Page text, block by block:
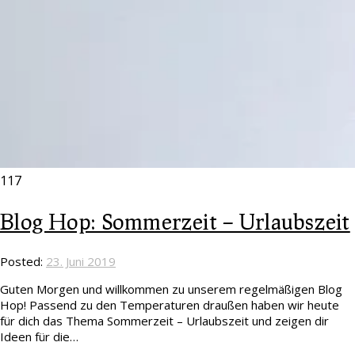
117
Blog Hop: Sommerzeit – Urlaubszeit
Posted: 23. Juni 2019
Guten Morgen und willkommen zu unserem regelmäßigen Blog
Hop! Passend zu den Temperaturen draußen haben wir heute
für dich das Thema Sommerzeit – Urlaubszeit und zeigen dir
Ideen für die…